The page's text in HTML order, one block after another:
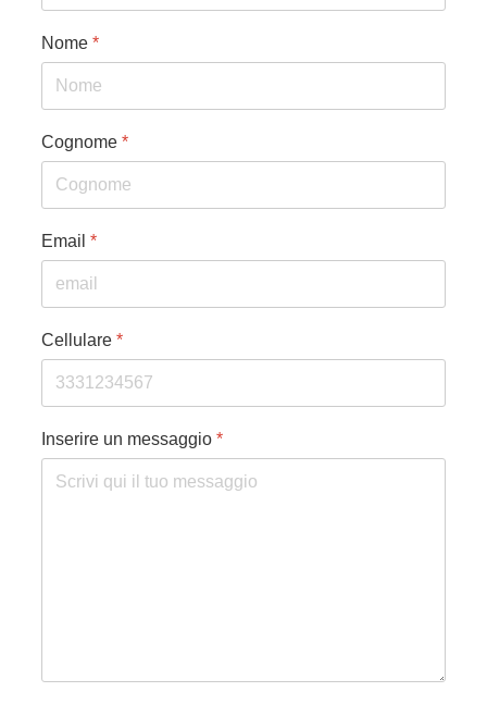
Nome *
Cognome *
Email *
Cellulare *
Inserire un messaggio *